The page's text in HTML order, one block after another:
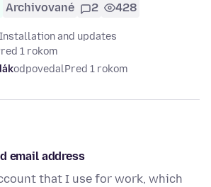
Archivované 2 428
Installation and updates
1 rokom
odpovedalPred 1 rokom
email address
that I use for work, which